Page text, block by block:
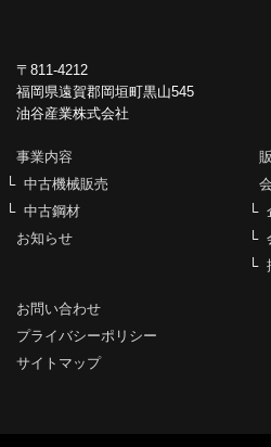
〒811-4212
福岡県遠賀郡岡垣町黒山545
油谷産業株式会社
事業内容
中古機械販売
中古鋼材
お知らせ
お問い合わせ
プライバシーポリシー
サイトマップ